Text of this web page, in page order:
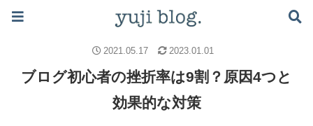
ブログの書き方 アフィリエイトの稼ぎ方
ブログ初心者の挫折率は9割？原因4つと
効果的な対策
2021.05.17 2023.01.01